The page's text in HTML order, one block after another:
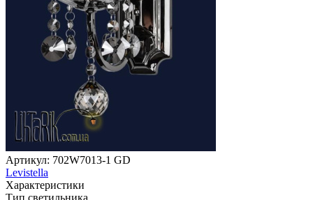
Артикул: 702W7013-1 GD
Levistella
Характеристики
Тип светильника